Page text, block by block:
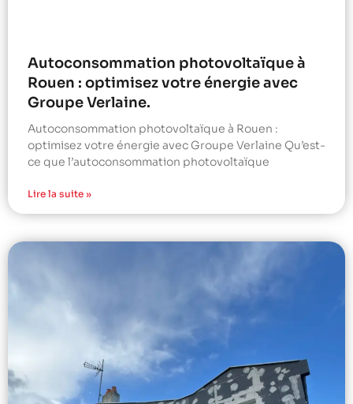
Autoconsommation photovoltaïque à
Rouen : optimisez votre énergie avec
Groupe Verlaine.
Autoconsommation photovoltaïque à Rouen :
optimisez votre énergie avec Groupe Verlaine Qu’est-
ce que l’autoconsommation photovoltaïque
Lire la suite »